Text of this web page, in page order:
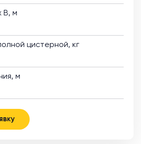
В, м
цистерной, кг
м